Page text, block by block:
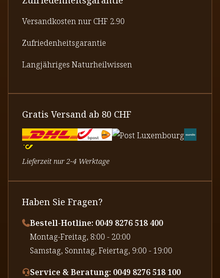
Versandkosten nur CHF 2.90
Zufriedenheitsgarantie
Langjähriges Naturheilwissen
Gratis Versand ab 80 CHF
Lieferzeit nur 2-4 Werktage
Haben Sie Fragen?
Bestell-Hotline: 0049 8276 518 400
⁠Montag-Freitag, 8:00 - 20:00
⁠Samstag, Sonntag, Feiertag, 9:00 - 19:00
Service & Beratung: 0049 8276 518 100